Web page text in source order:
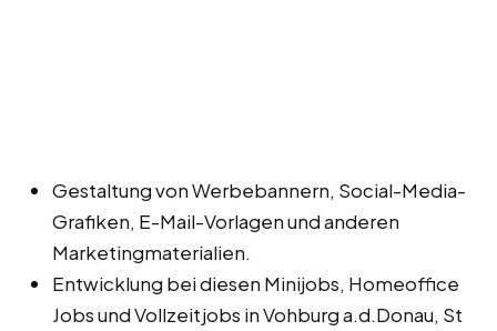
Gestaltung von Werbebannern, Social-Media-
Grafiken, E-Mail-Vorlagen und anderen
Marketingmaterialien.
Entwicklung bei diesen Minijobs, Homeoffice
Jobs und Vollzeitjobs in Vohburg a.d.Donau, St